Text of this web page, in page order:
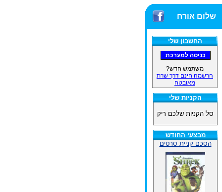
שלום אורח
החשבון שלי
משתמש חדש?
הרשמה חינם דרך שרת
מאובטח
הקניות שלי
סל הקניות שלכם ריק
מבצעי החודש
הסכם קניית סרטים